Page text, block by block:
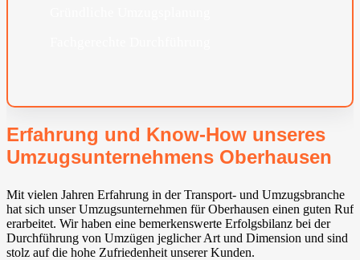
Erfahrung und Know-How unseres
Umzugsunternehmens Oberhausen
Mit vielen Jahren Erfahrung in der Transport- und Umzugsbranche
hat sich unser Umzugsunternehmen für Oberhausen einen guten Ruf
erarbeitet. Wir haben eine bemerkenswerte Erfolgsbilanz bei der
Durchführung von Umzügen jeglicher Art und Dimension und sind
stolz auf die hohe Zufriedenheit unserer Kunden.